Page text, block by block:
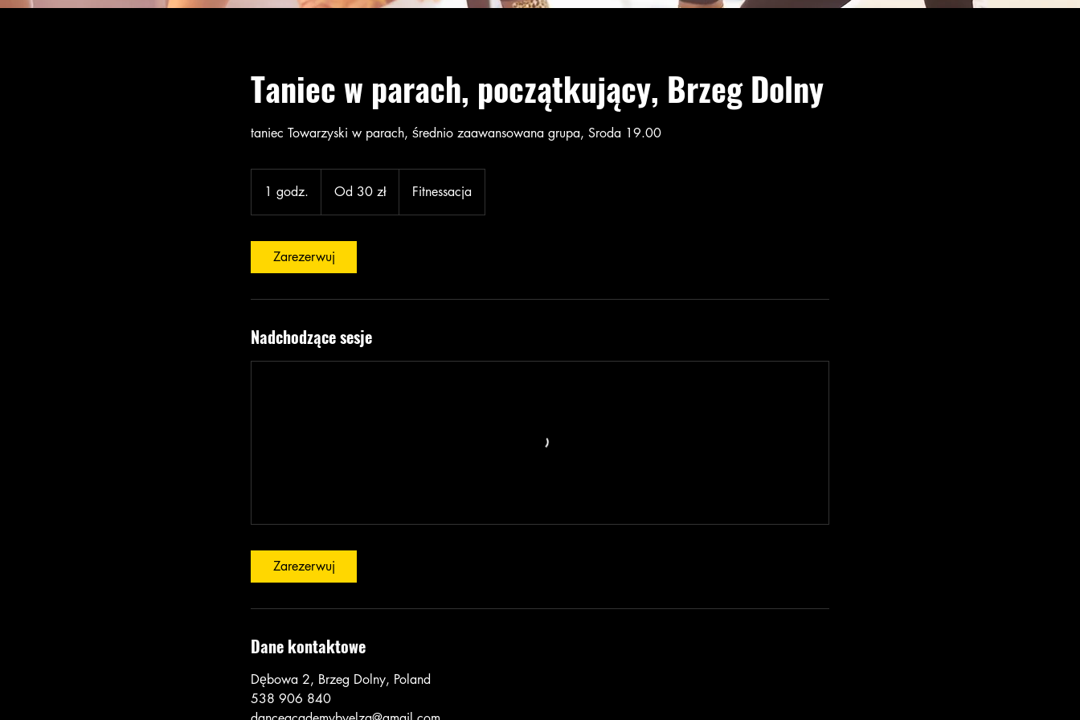
Taniec w parach, początkujący, Brzeg Dolny
taniec Towarzyski w parach, średnio zaawansowana grupa, Sroda 19.00
1 godz.
g
z
złotych
Od 30 zł Fitnessacja
Zarezerwuj
Nadchodzące sesje
Zarezerwuj
Dane kontaktowe
Dębowa 2, Brzeg Dolny, Poland
538 906 840